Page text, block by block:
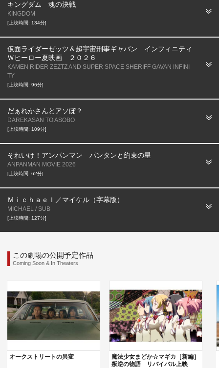
キングダム 魂の決戦
KINGDOM
[上映時間: 134分]
仮面ライダーゼッツ＆超宇宙刑事ギャバン インフィニティ
Ｗヒーロー夏映画 ２０２６
KAMEN RIDER ZEZTZ AND SUPER SPACE SHERIFF GAVAN INFINI
TY
[上映時間: 96分]
だぁれかさんとアソぼ？
DAREKASAN TO ASOBO
[上映時間: 109分]
それいけ！アンパンマン パンタンと約束の星
ANPANMAN MOVIE 2026
[上映時間: 62分]
Ｍｉｃｈａｅｌ／マイケル（字幕版）
MICHAEL / SUB
[上映時間: 127分]
この劇場の公開予定作品
Coming Soon & In Theaters
オークストリートの異変
魔法少女まどか☆マギカ［新編］
叛逆の物語 リバイバル上映